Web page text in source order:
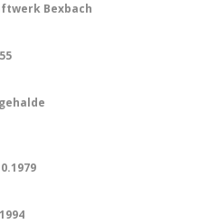
Bexbach